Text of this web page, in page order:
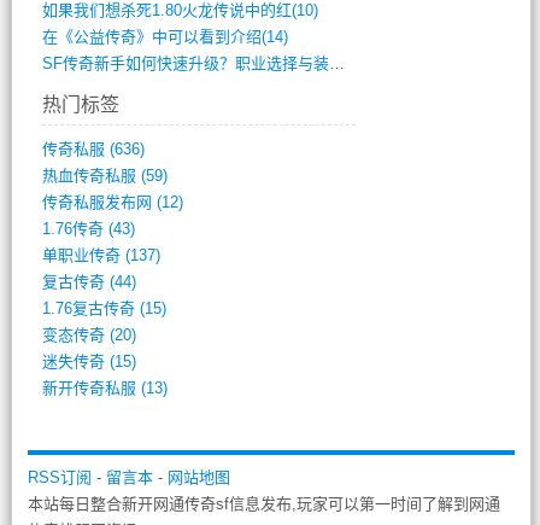
如果我们想杀死1.80火龙传说中的红(10)
在《公益传奇》中可以看到介绍(14)
SF传奇新手如何快速升级？职业选择与装备(711)
热门标签
传奇私服 (636)
热血传奇私服 (59)
传奇私服发布网 (12)
1.76传奇(43)
单职业传奇(137)
复古传奇(44)
1.76复古传奇(15)
变态传奇(20)
迷失传奇(15)
新开传奇私服 (13)
RSS订阅 - 留言本- 网站地图
本站每日整合新开网通传奇sf信息发布,玩家可以第一时间了解到网通